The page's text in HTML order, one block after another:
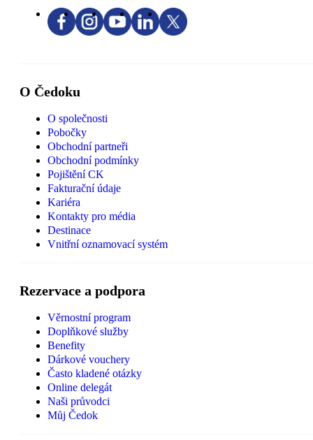
O Čedoku
O společnosti
Pobočky
Obchodní partneři
Obchodní podmínky
Pojištění CK
Fakturační údaje
Kariéra
Kontakty pro média
Destinace
Vnitřní oznamovací systém
Rezervace a podpora
Věrnostní program
Doplňkové služby
Benefity
Dárkové vouchery
Často kladené otázky
Online delegát
Naši průvodci
Můj Čedok